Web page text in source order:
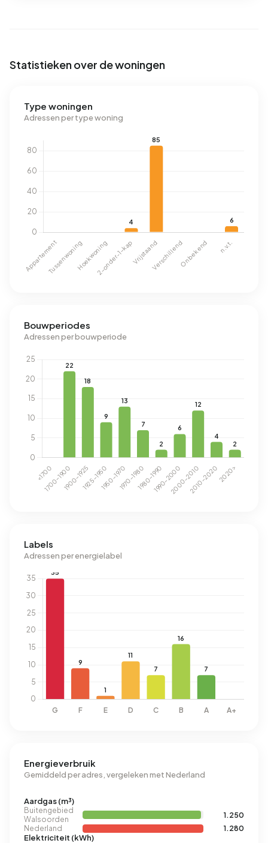
Statistieken over de woningen
Type woningen
Adressen per type woning
Bouwperiodes
Adressen per bouwperiode
Labels
Adressen per energielabel
Energieverbruik
Gemiddeld per adres, vergeleken met Nederland
Aardgas (m³)
Buitengebied
Walsoorden
1.250
Nederland
1.280
Elektriciteit (kWh)